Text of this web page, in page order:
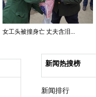
女工头被撞身亡 丈夫含泪...
新闻热搜榜
新闻排行